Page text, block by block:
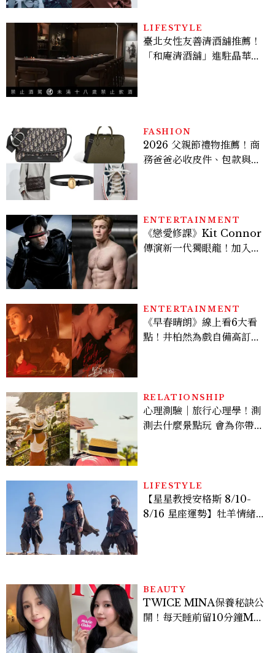
多大？
LIFESTYLE
臺北女性友善清酒舖推薦！
「和庵清酒舖」進駐晶華酒
FASHION
2026 父親節禮物推薦！商
務爸爸必收皮件、包款與鞋
ENTERTAINMENT
《戀愛修課》Kit Connor
傳演新一代獨眼龍！加入新
ENTERTAINMENT
《早春晴朗》線上看6大看
點！井柏然為戲自備高訂，
RELATIONSHIP
心理測驗｜旅行心理學！測
測去什麼景點玩 會為你帶來
LIFESTYLE
【星星教授安格斯 8/10-
8/16 星座運勢】牡羊情緒
BEAUTY
TWICE MINA保養秘訣公
開！每天睡前留10分鐘ME